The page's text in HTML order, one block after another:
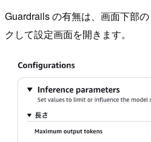
Guardrails の有無は、画面下部の
クして設定画面を開きます。